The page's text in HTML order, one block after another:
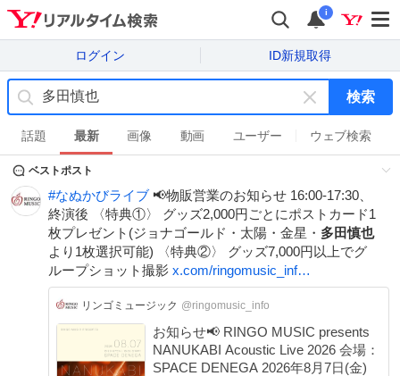
i
ログイン ID新規取得
キ
ー
ワ
ド
を
消
す
検索
話題 最新 画像 動画 ユーザー ウェブ検索
ベストポスト
#なぬかびライブ 📢物販営業のお知らせ 16:00-17:30、
終演後 〈特典①〉 グッズ2,000円ごとにポストカード1
枚プレゼント(ジョナゴールド・太陽・金星・ 多田慎也
より1枚選択可能) 〈特典②〉 グッズ7,000円以上でグ
ループショット撮影 x.com/ringomusic_inf…
リンゴミュージック @ringomusic_info
お知らせ📢 RINGO MUSIC presents
NANUKABI Acoustic Live 2026 会場：
SPACE DENEGA 2026年8月7日(金)